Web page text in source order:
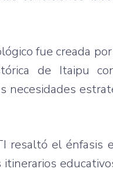
fue creada
de Itaipu
necesidades
resaltó el énfasis